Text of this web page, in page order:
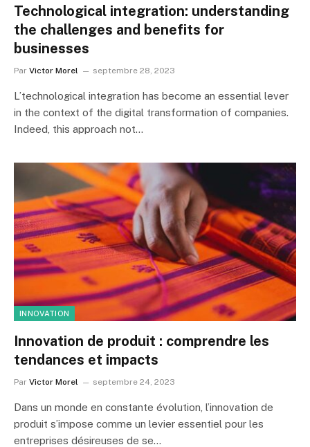
Technological integration: understanding
the challenges and benefits for
businesses
Par Victor Morel septembre 28, 2023
L’technological integration has become an essential lever
in the context of the digital transformation of companies.
Indeed, this approach not…
INNOVATION
Innovation de produit : comprendre les
tendances et impacts
Par Victor Morel septembre 24, 2023
Dans un monde en constante évolution, l’innovation de
produit s’impose comme un levier essentiel pour les
entreprises désireuses de se…